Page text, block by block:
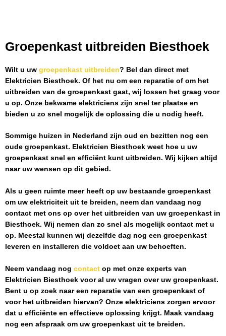
Groepenkast uitbreiden Biesthoek
Wilt u uw groepenkast uitbreiden? Bel dan direct met
Elektricien Biesthoek. Of het nu om een reparatie of om het
uitbreiden van de groepenkast gaat, wij lossen het graag voor
u op. Onze bekwame elektriciens zijn snel ter plaatse en
bieden u zo snel mogelijk de oplossing die u nodig heeft.
Sommige huizen in Nederland zijn oud en bezitten nog een
oude groepenkast. Elektricien Biesthoek weet hoe u uw
groepenkast snel en efficiënt kunt uitbreiden. Wij kijken altijd
naar uw wensen op dit gebied.
Als u geen ruimte meer heeft op uw bestaande groepenkast
om uw elektriciteit uit te breiden, neem dan vandaag nog
contact met ons op over het uitbreiden van uw groepenkast in
Biesthoek. Wij nemen dan zo snel als mogelijk contact met u
op. Meestal kunnen wij dezelfde dag nog een groepenkast
leveren en installeren die voldoet aan uw behoeften.
Neem vandaag nog contact op met onze experts van
Elektricien Biesthoek voor al uw vragen over uw groepenkast.
Bent u op zoek naar een reparatie van een groepenkast of
voor het uitbreiden hiervan? Onze elektriciens zorgen ervoor
dat u efficiënte en effectieve oplossing krijgt. Maak vandaag
nog een afspraak om uw groepenkast uit te breiden.